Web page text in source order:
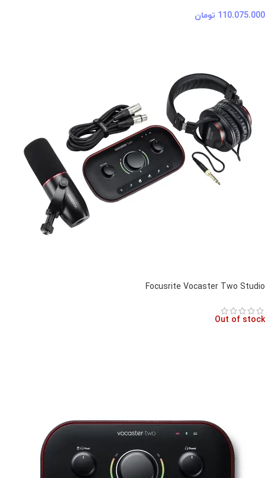
110.075.000 تومان
Focusrite Vocaster Two Studio
Out of stock